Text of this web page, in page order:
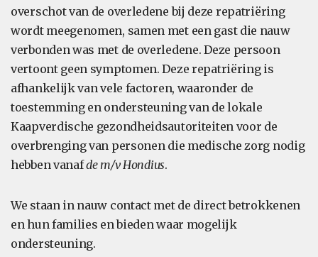
overschot van de overledene bij deze repatriëring
wordt meegenomen, samen met een gast die nauw
verbonden was met de overledene. Deze persoon
vertoont geen symptomen. Deze repatriëring is
afhankelijk van vele factoren, waaronder de
toestemming en ondersteuning van de lokale
Kaapverdische gezondheidsautoriteiten voor de
overbrenging van personen die medische zorg nodig
hebben vanafde m/v Hondius.
We staan in nauw contact met de direct betrokkenen
en hun families en bieden waar mogelijk
ondersteuning.